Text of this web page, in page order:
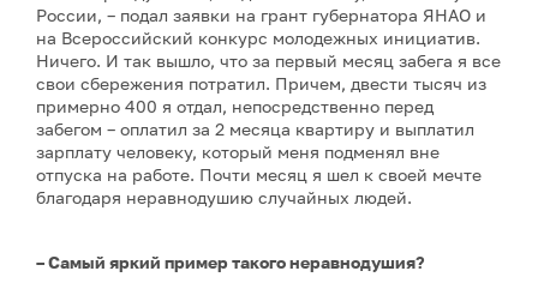
России, – подал заявки на грант губернатора ЯНАО и
на Всероссийский конкурс молодежных инициатив.
Ничего. И так вышло, что за первый месяц забега я все
свои сбережения потратил. Причем, двести тысяч из
примерно 400 я отдал, непосредственно перед
забегом – оплатил за 2 месяца квартиру и выплатил
зарплату человеку, который меня подменял вне
отпуска на работе. Почти месяц я шел к своей мечте
благодаря неравнодушию случайных людей.
– Самый яркий пример такого неравнодушия?